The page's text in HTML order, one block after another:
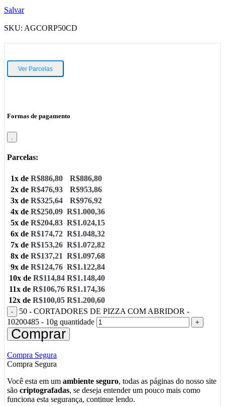
Salvar
SKU: AGCORP50CD
Ver Parcelas
Formas de pagamento
Parcelas:
1x de R$886,80 R$886,80
2x de R$476,93 R$953,86
3x de R$325,64 R$976,92
4x de R$250,09 R$1.000,36
5x de R$204,83 R$1.024,15
6x de R$174,72 R$1.048,32
7x de R$153,26 R$1.072,82
8x de R$137,21 R$1.097,68
9x de R$124,76 R$1.122,84
10x de R$114,84 R$1.148,40
11x de R$106,76 R$1.174,36
12x de R$100,05 R$1.200,60
50 - CORTADORES DE PIZZA COM ABRIDOR -
10200485 - 10g quantidade
Comprar
Compra Segura
Compra Segura
Você esta em um ambiente seguro, todas as páginas do nosso site
são criptografadas, se deseja entender um pouco mais como
funciona esta segurança, continue lendo.